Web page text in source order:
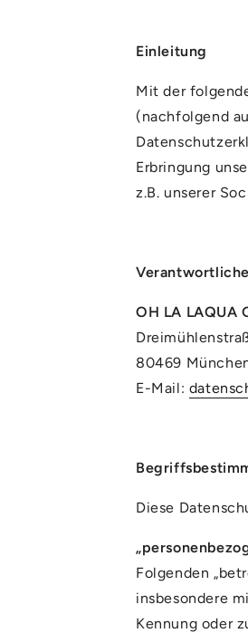
Einleitung
Mit der
(nachfolgend
Erbringung
z.B. unserer
OH LA LAQUA
80469
E-Mail:
Diese
Folgenden
insbesondere
Kennung oder